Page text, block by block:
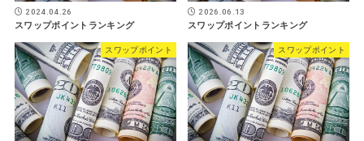
2024.04.26
スワップポイントランキング
2026.06.13
スワップポイントランキング
スワップポイント スワップポイント